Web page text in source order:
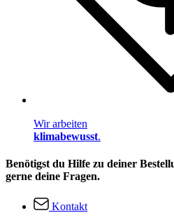
Wir arbeiten
klimabewusst.
Benötigst du Hilfe zu deiner
gerne deine Fragen.
Kontakt